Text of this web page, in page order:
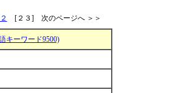
[２３] 次のページへ ＞＞
キーワード9500)